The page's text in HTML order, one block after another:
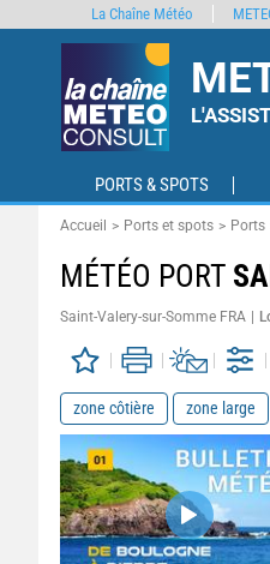
PORTS & SPOTS
Accueil Ports et spots Ports
MÉTÉO PORT
Saint-Valery-sur-Somme FRA
zone côtière zone large
La Chaîne Météo